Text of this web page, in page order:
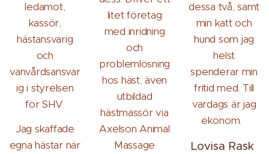
ledamot,
kassör,
hästansvarig
och
vanvårdsansvar
ig i styrelsen
för SHV.
Jag skaffade
egna hästar när
litet företag
med inridning
och
problemlösning
hos häst, även
utbildad
hästmassör via
Axelson Animal
Massage
dessa två, samt
min katt och
hund som jag
helst
spenderar min
fritid med. Till
vardags är jag
ekonom.
Lovisa Rask